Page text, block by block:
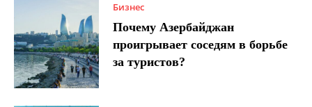
Бизнес
Почему Азербайджан
проигрывает соседям в борьбе
за туристов?